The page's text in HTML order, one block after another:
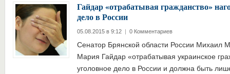
Гайдар «отрабатывая гражданство»
дело в России
05.08.2015 в 9:12 | 0 Комментариев
Сенатор Брянской области России Михаил
Мария Гайдар «отрабатывая украинское
уголовное дело в России и должна быть